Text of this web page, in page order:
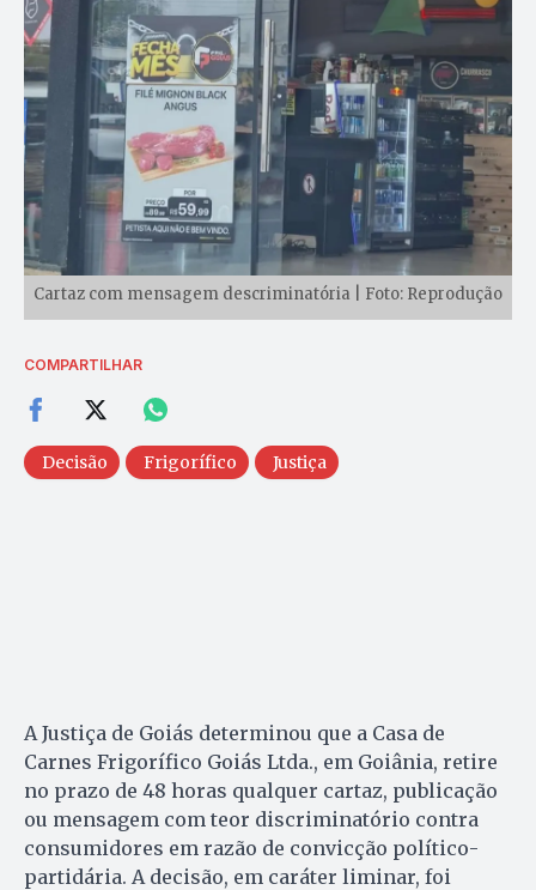
Cartaz com mensagem descriminatória | Foto: Reprodução
COMPARTILHAR
Decisão Frigorífico Justiça
A Justiça de Goiás determinou que a Casa de
Carnes Frigorífico Goiás Ltda., em Goiânia, retire
no prazo de 48 horas qualquer cartaz, publicação
ou mensagem com teor discriminatório contra
consumidores em razão de convicção político-
partidária. A decisão, em caráter liminar, foi